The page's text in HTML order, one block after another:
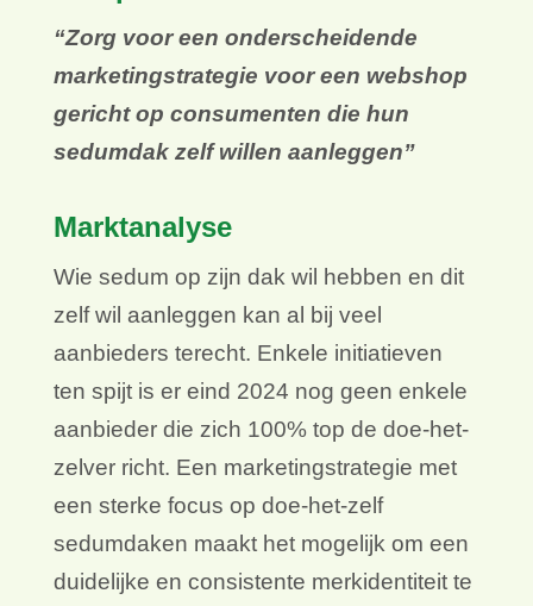
“Zorg voor een onderscheidende
marketingstrategie voor een webshop
gericht op consumenten die hun
sedumdak zelf willen aanleggen”
Marktanalyse
Wie sedum op zijn dak wil hebben en dit
zelf wil aanleggen kan al bij veel
aanbieders terecht. Enkele initiatieven
ten spijt is er eind 2024 nog geen enkele
aanbieder die zich 100% top de doe-het-
zelver richt. Een marketingstrategie met
een sterke focus op doe-het-zelf
sedumdaken maakt het mogelijk om een
duidelijke en consistente merkidentiteit te